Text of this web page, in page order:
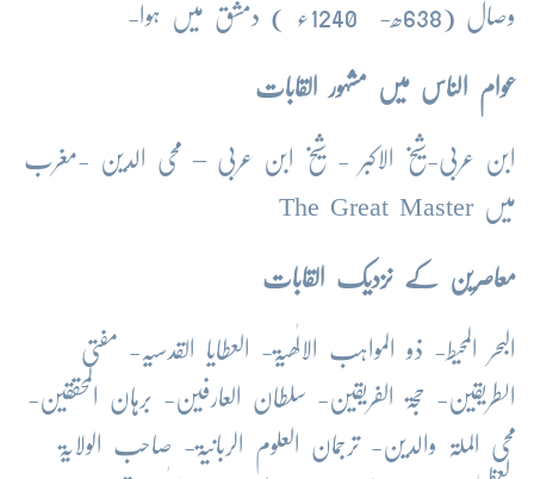
وصال (638ھ- 1240ء ) دمشق میں ہوا-
عوام الناس میں مشہور القابات
ابن عربی-شیخ الاکبر - شیخ ابن عربی – محی الدین -مغرب
میں The Great Master
معاصرین کے نزدیک القابات
البحر المحیط- ذو المواہب الالٰھیۃ- العطایا القدسیہ- مفتی
الطریقین- حجۃ الفریقین- سلطان العارفین- برہان المحققین-
محی الملۃ والدین- ترجمان العلوم الربانیۃ- صاحب الولایۃ